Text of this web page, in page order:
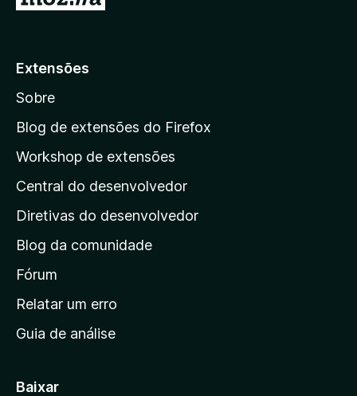
a
a
a
á
g
i
a
i
n
c
a
Extensões
Sobre
Blog de extensões do Firefox
Workshop de extensões
Central do desenvolvedor
Diretivas do desenvolvedor
Blog da comunidade
Fórum
Relatar um erro
Guia de análise
Baixar